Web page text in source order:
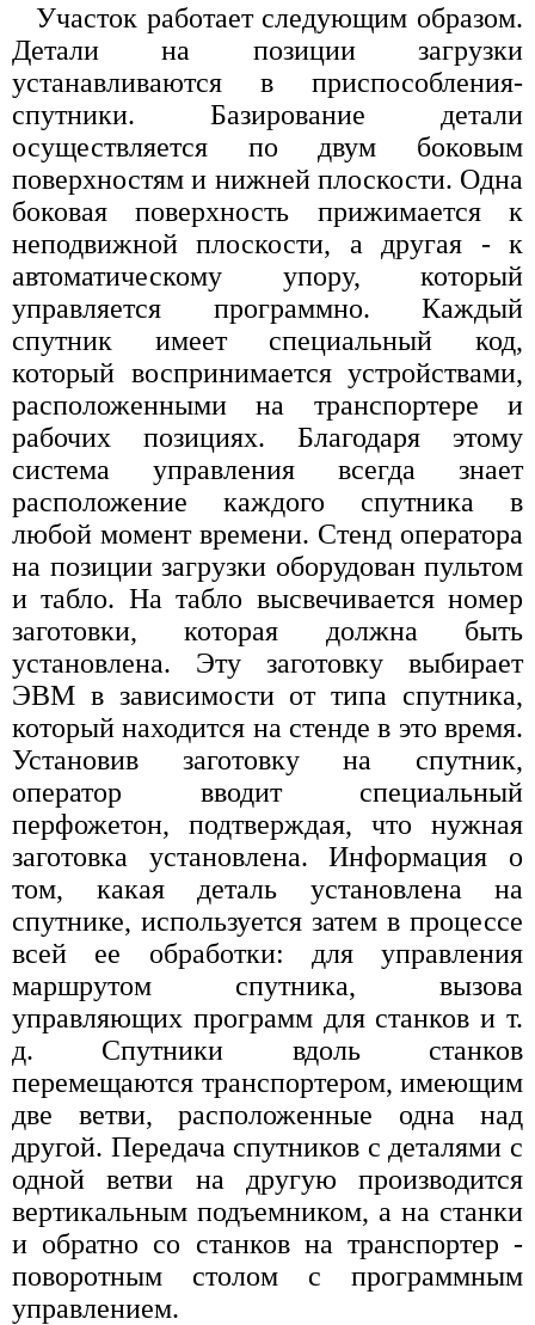
Участок работает следующим образом.
Детали на позиции загрузки
устанавливаются в приспособления-
спутники. Базирование детали
осуществляется по двум боковым
поверхностям и нижней плоскости. Одна
боковая поверхность прижимается к
неподвижной плоскости, а другая - к
автоматическому упору, который
управляется программно. Каждый
спутник имеет специальный код,
который воспринимается устройствами,
расположенными на транспортере и
рабочих позициях. Благодаря этому
система управления всегда знает
расположение каждого спутника в
любой момент времени. Стенд оператора
на позиции загрузки оборудован пультом
и табло. На табло высвечивается номер
заготовки, которая должна быть
установлена. Эту заготовку выбирает
ЭВМ в зависимости от типа спутника,
который находится на стенде в это время.
Установив заготовку на спутник,
оператор вводит специальный
перфожетон, подтверждая, что нужная
заготовка установлена. Информация о
том, какая деталь установлена на
спутнике, используется затем в процессе
всей ее обработки: для управления
маршрутом спутника, вызова
управляющих программ для станков и т.
д. Спутники вдоль станков
перемещаются транспортером, имеющим
две ветви, расположенные одна над
другой. Передача спутников с деталями с
одной ветви на другую производится
вертикальным подъемником, а на станки
и обратно со станков на транспортер -
поворотным столом с программным
управлением.